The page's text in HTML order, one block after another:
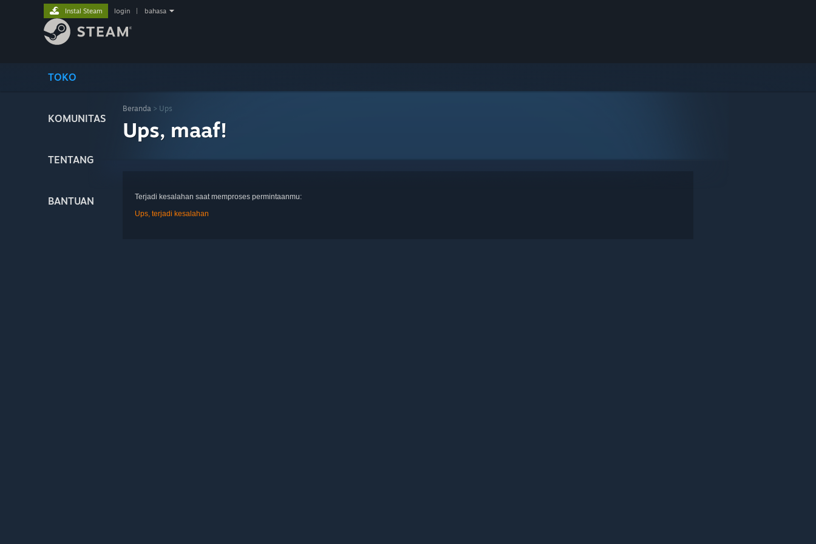
TOKO
KOMUNITAS
TENTANG
BANTUAN
Instal Steam login bahasa
Beranda > Ups
Ups, maaf!
Terjadi kesalahan saat memproses permintaanmu:
Ups, terjadi kesalahan